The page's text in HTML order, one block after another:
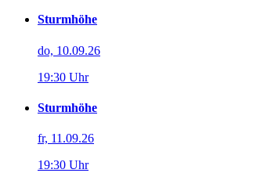
Sturmhöhe
do, 10.09.26
19:30 Uhr
Sturmhöhe
fr, 11.09.26
19:30 Uhr